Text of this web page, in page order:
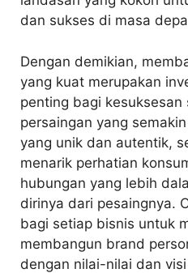
dan sukses di masa
Dengan demikian,
yang kuat merupakan
penting bagi
persaingan yang
yang unik dan autentik,
menarik perhatian
hubungan yang lebih
dirinya dari pesaingnya.
bagi setiap bisnis untuk
membangun brand
dengan nilai-nilai dan